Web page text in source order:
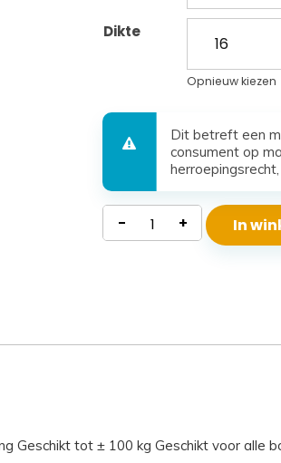
Dikte
Opnieuw kiezen
Dit betreft een
consument op
Koudschuim
- + In
Geschikt tot ± 100 kg Geschikt voor alle